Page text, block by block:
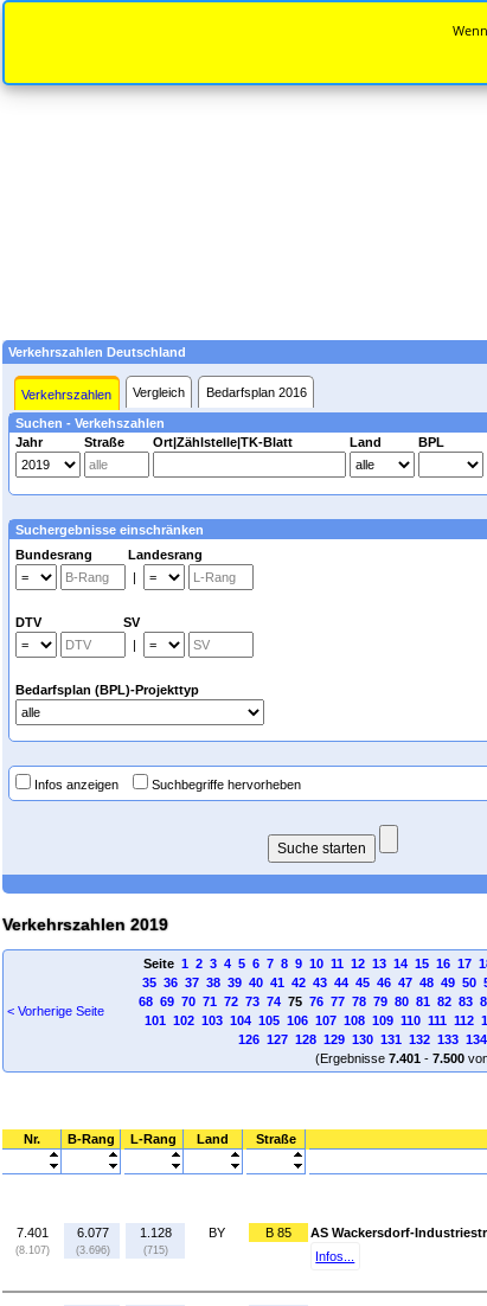
Verkehrszahlen Deutschland
Verkehrszahlen Vergleich Bedarfsplan 2016
Suchen - Verkehszahlen
Jahr
Straße Ort|Zählstelle|TK-Blatt Land BPL
Suchergebnisse einschränken
Bundesrang Landesrang
|
DTV SV
|
Bedarfsplan (BPL)-Projekttyp
Infos anzeigen Suchbegriffe hervorheben
Verkehrszahlen 2019
< Vorherige Seite
Seite 1 2 3 4 5 6 7 8 9 10 11 12 13 14 15 16 17
35 36 37 38 39 40 41 42 43 44 45 46 47 48 49 50
68 69 70 71 72 73 7475 76 77 78 79 80 81 82 83
101 102 103 104 105 106 107 108 109 110 111 112
126 127 128 129 130 131 132 133 134
(Ergebnisse 7.401- 7.500
Nr. B-Rang L-Rang Land Straße
7.401
(8.107)
6.077
(3.696)
1.128
(715)
BY B 85
AS Wackersdorf-
Infos...